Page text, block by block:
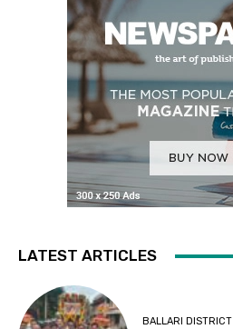
LATEST ARTICLES
BALLARI DISTRICT